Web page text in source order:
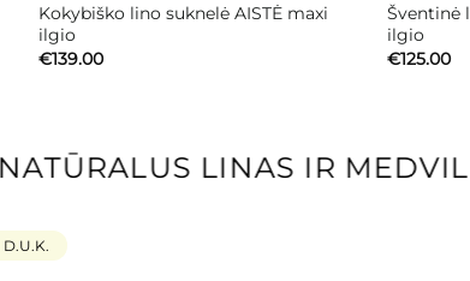
Kokybiško lino suknelė AISTĖ maxi
ilgio
€139.00
Šventinė
ilgio
€125.00
LINAS IR
D.U.K.